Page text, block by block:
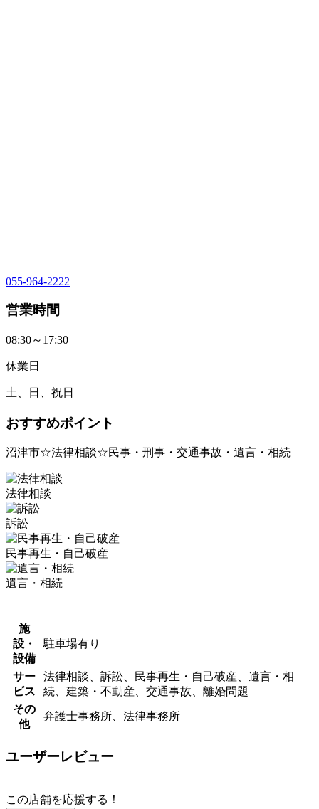
055-964-2222
営業時間
08:30～17:30
休業日
土、日、祝日
おすすめポイント
沼津市☆法律相談☆民事・刑事・交通事故・遺言・相続
法律相談
訴訟
民事再生・自己破産
遺言・相続
施
設・
設備
駐車場有り
サー
ビス
法律相談、訴訟、民事再生・自己破産、遺言・相
続、建築・不動産、交通事故、離婚問題
その
他
弁護士事務所、法律事務所
ユーザーレビュー
この店舗を応援する！